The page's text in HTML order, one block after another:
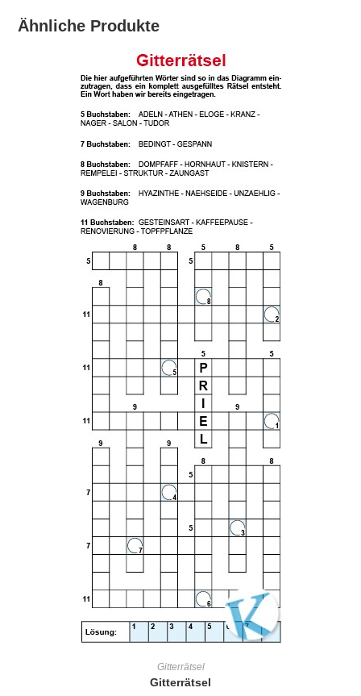
Ähnliche Produkte
Gitterrätsel
Gitterrätsel